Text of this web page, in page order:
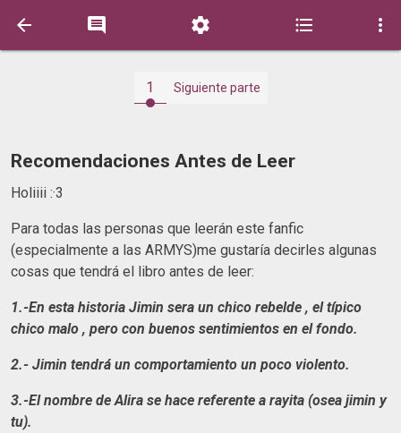
    
1 Siguiente parte
Recomendaciones Antes de Leer
Holiiii :·3
Para todas las personas que leerán este fanfic
(especialmente a las ARMYS)me gustaría decirles algunas
cosas que tendrá el libro antes de leer:
1.-En esta historia Jimin sera un chico rebelde , el típico
chico malo , pero con buenos sentimientos en el fondo.
2.- Jimin tendrá un comportamiento un poco violento.
3.-El nombre de Alira se hace referente a rayita (osea jimin y
tu).